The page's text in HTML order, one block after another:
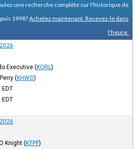
une recherche complète sur l'historique de
1998?Achetez maintenant. Recevez-le dans
l'heure.
Executive (KORL )
(KHWO)
EDT
EDT
Knight (KTPF)